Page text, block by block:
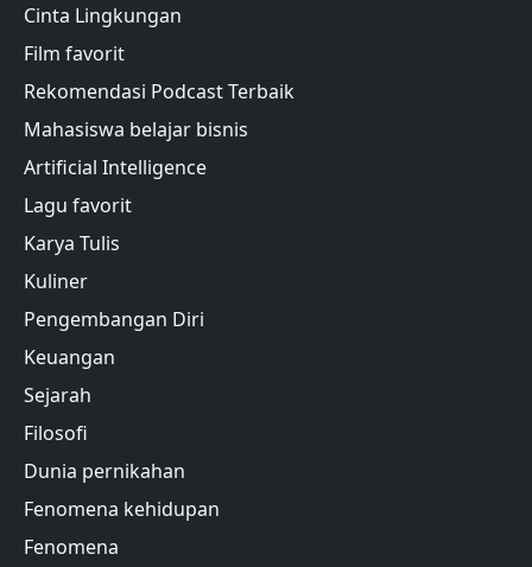
Cinta Lingkungan
Film favorit
Rekomendasi Podcast Terbaik
Mahasiswa belajar bisnis
Artificial Intelligence
Lagu favorit
Karya Tulis
Kuliner
Pengembangan Diri
Keuangan
Sejarah
Filosofi
Dunia pernikahan
Fenomena kehidupan
Fenomena